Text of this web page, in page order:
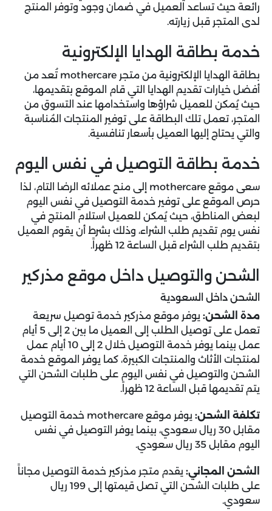
رائعة حيث تساعد العميل في ضمان وجود وتوفر المنتج
لدى المتجر قبل زيارته.
خدمة بطاقة الهدايا الإلكترونية
بطاقة الهدايا الإلكترونية من متجر mothercare تُعد من
أفضل خيارات تقديم الهدايا التي قام الموقع بتقديمها،
حيث يُمكن للعميل شراؤها واستخدامها عند التسوق من
المتجر، تعمل تلك البطاقة على توفير المنتجات المُناسبة
والتي يحتاج إليها العميل بأسعار تنافسية.
خدمة بطاقة التوصيل في نفس اليوم
سعى موقع mothercare إلى منح عملائه الرضا التام، لذا
حرص الموقع على توفير خدمة التوصيل في نفس اليوم
لبعض المناطق، حيث يُمكن للعميل استلام المنتج في
نفس يوم تقديم طلب الشراء، وذلك بشرط أن يقوم العميل
بتقديم طلب الشراء قبل الساعة 12 ظهراً.
الشحن والتوصيل داخل موقع مذركير
الشحن داخل السعودية
مدة الشحن: يوفر موقع مذركير خدمة توصيل سريعة
تعمل على توصيل الطلب إلى العميل ما بين 2 إلى 5 أيام
عمل بينما يوفر خدمة التوصيل خلال 2 إلى 10 أيام عمل
لمنتجات الأثاث والمنتجات الكبيرة، كما يوفر الموقع خدمة
الشحن والتوصيل في نفس اليوم على طلبات الشحن التي
يتم تقديمها قبل الساعة 12 ظهراً.
تكلفة الشحن:
يوفر موقع mothercare خدمة التوصيل
مقابل 30 ريال سعودي، بينما يوفر التوصيل في نفس
اليوم مقابل 35 ريال سعودي.
الشحن المجاني: يقدم متجر مذركير خدمة التوصيل مجاناً
على طلبات الشحن التي تصل قيمتها إلى 199 ريال
سعودي.